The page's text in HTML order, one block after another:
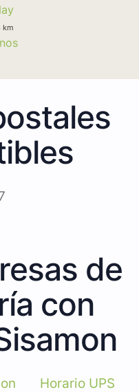
km
de
con
Horario UPS